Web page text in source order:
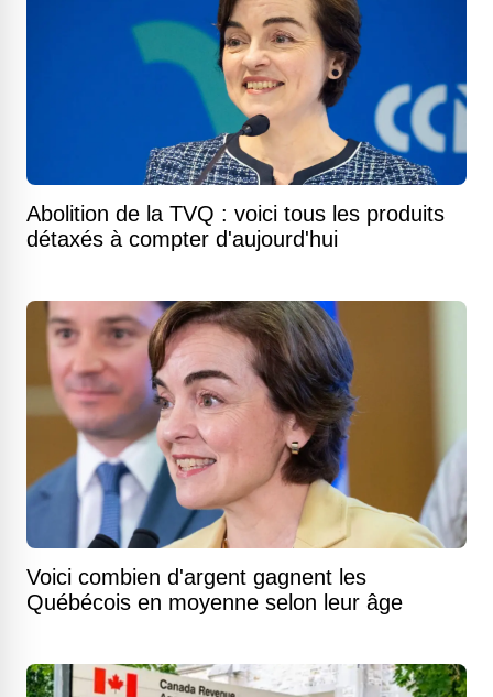
Abolition de la TVQ : voici tous les produits
détaxés à compter d'aujourd'hui
Voici combien d'argent gagnent les
Québécois en moyenne selon leur âge